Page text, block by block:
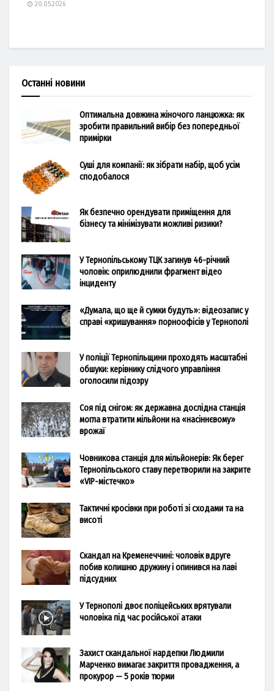
20.05.2026
Останні новини
Оптимальна довжина жіночого ланцюжка: як
зробити правильний вибір без попередньої
примірки
Суші для компанії: як зібрати набір, щоб усім
сподобалося
Як безпечно орендувати приміщення для
бізнесу та мінімізувати можливі ризики?
У Тернопільському ТЦК загинув 46-річний
чоловік: оприлюднили фрагмент відео
інциденту
«Думала, що ще й сумки будуть»: відеозапис у
справі «кришування» порноофісів у Тернополі
У поліції Тернопільщини проходять масштабні
обшуки: керівнику слідчого управління
оголосили підозру
Соя під снігом: як державна дослідна станція
могла втратити мільйони на «насіннєвому»
врожаї
Човникова станція для мільйонерів: Як берег
Тернопільського ставу перетворили на закрите
«VIP-містечко»
Тактичні кросівки при роботі зі сходами та на
висоті
Скандал на Кременеччині: чоловік вдруге
побив колишню дружину і опинився на лаві
підсудних
У Тернополі двоє поліцейських врятували
чоловіка під час російської атаки
Захист скандальної нардепки Людмили
Марченко вимагає закриття провадження, а
прокурор — 5 років тюрми